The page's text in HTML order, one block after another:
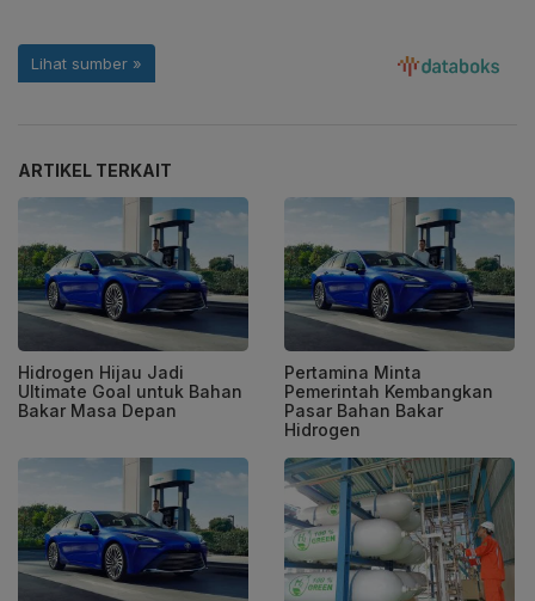
ARTIKEL TERKAIT
Hidrogen Hijau Jadi
Ultimate Goal untuk Bahan
Bakar Masa Depan
Pertamina Minta
Pemerintah Kembangkan
Pasar Bahan Bakar
Hidrogen